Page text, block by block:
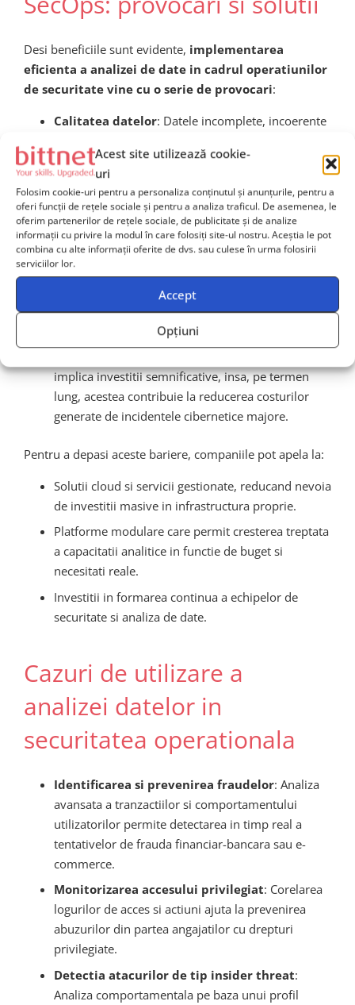
Acest site utilizează cookie-
uri
Folosim cookie-uri pentru a personaliza conținutul și anunțurile, pentru a
oferi funcții de rețele sociale și pentru a analiza traficul. De asemenea, le
oferim partenerilor de rețele sociale, de publicitate și de analize
informații cu privire la modul în care folosiți site-ul nostru. Aceștia le pot
combina cu alte informații oferite de dvs. sau culese în urma folosirii
serviciilor lor.
Accept
Opțiuni
Desi beneficiile sunt evidente, implementarea
eficienta a analizei de date in cadrul operatiunilor
de securitate vine cu o serie de provocari:
Calitatea datelor: Datele incomplete, incoerente
cresterea ratei de alerte false (false positives).
Lipsa de talente specializate : Gasirea unor
profesionisti capabili sa manipuleze si interpreteze
mari volume de date ramane o provocare pentru
majoritatea organizatiilor.
Integrarea diverselor surse de date
Infrastructura IT eterogena necesita solutii de
colectare si centralizare eficiente, precum SIEM
(Security Information and Event Management).
implica investitii semnificative, insa, pe termen
lung, acestea contribuie la reducerea costurilor
generate de incidentele cibernetice majore.
Pentru a depasi aceste bariere, companiile pot apela la:
Solutii cloud si servicii gestionate, reducand nevoia
de investitii masive in infrastructura proprie.
Platforme modulare care permit cresterea treptata
a capacitatii analitice in functie de buget si
necesitati reale.
Investitii in formarea continua a echipelor de
securitate si analiza de date.
Cazuri de utilizare a
analizei datelor in
securitatea operationala
Identificarea si prevenirea fraudelor: Analiza
avansata a tranzactiilor si comportamentului
utilizatorilor permite detectarea in timp real a
tentativelor de frauda financiar-bancara sau e-
commerce.
Monitorizarea accesului privilegiat: Corelarea
logurilor de acces si actiuni ajuta la prevenirea
abuzurilor din partea angajatilor cu drepturi
privilegiate.
Detectia atacurilor de tip insider threat:
Analiza comportamentala pe baza unui profil